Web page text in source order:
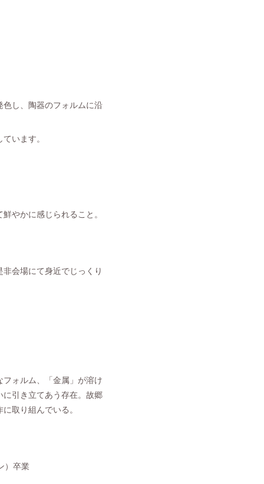
し、陶器のフォルムに沿
います。
やかに感じられること。
会場にて身近でじっくり
ォルム、「金属」が溶け
引き立てあう存在。故郷
取り組んでいる。
）卒業